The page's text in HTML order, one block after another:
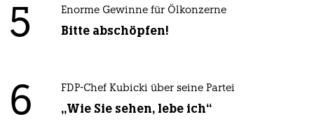
5 Enorme Gewinne für Ölkonzerne
Bitte abschöpfen!
6 FDP-Chef Kubicki über seine Partei
„Wie Sie sehen, lebe ich“